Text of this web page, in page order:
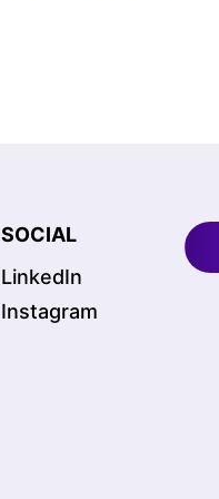
SOCIAL
LinkedIn
Instagram